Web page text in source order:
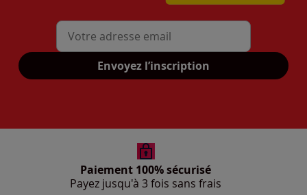
Mon adresse mail
Envoyez l’inscription
Paiement 100% sécurisé
Payez jusqu'à 3 fois sans frais